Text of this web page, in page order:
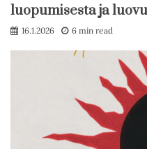
luopumisesta ja
16.1.2026 6 min read